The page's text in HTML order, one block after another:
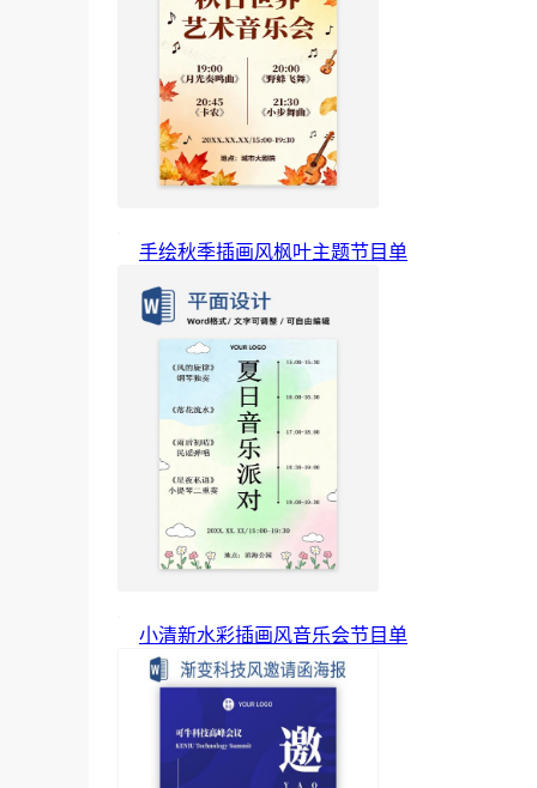
手绘秋季插画风枫叶主题节目单
小清新水彩插画风音乐会节目单